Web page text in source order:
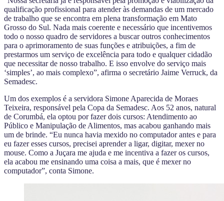
qualificação profissional para atender às demandas de um mercado
de trabalho que se encontra em plena transformação em Mato
Grosso do Sul. Nada mais coerente e necessário que incentivemos
todo o nosso quadro de servidores a buscar outros conhecimentos
para o aprimoramento de suas funções e atribuições, a fim de
prestarmos um serviço de excelência para todo e qualquer cidadão
que necessitar de nosso trabalho. E isso envolve do serviço mais
‘simples’, ao mais complexo”, afirma o secretário Jaime Verruck, da
Semadesc.
Um dos exemplos é a servidora Simone Aparecida de Moraes
Teixeira, responsável pela Copa da Semadesc. Aos 52 anos, natural
de Corumbá, ela optou por fazer dois cursos: Atendimento ao
Público e Manipulação de Alimentos, mas acabou ganhando mais
um de brinde. “Eu nunca havia mexido no computador antes e para
eu fazer esses cursos, precisei aprender a ligar, digitar, mexer no
mouse. Como a Juçara me ajuda e me incentiva a fazer os cursos,
ela acabou me ensinando uma coisa a mais, que é mexer no
computador”, conta Simone.